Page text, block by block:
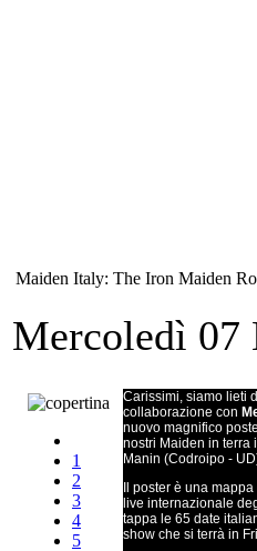
Maiden Italy: The Iron Maiden
Mercoledì
1
2
3
4
5
Carissimi, siamo lieti
collaborazione con
nuovo magnifico
nostri Maiden in terra
Manin (Codroipo -
Il poster è una
live internazionale
tappa le 65 date
show che si terrà in